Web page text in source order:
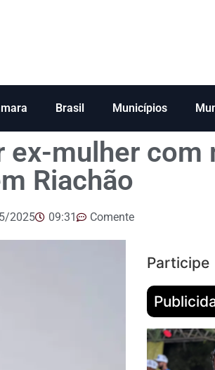
Brasil Municípios
mulher com
Riachão
2025 09:31 Comente
Participe